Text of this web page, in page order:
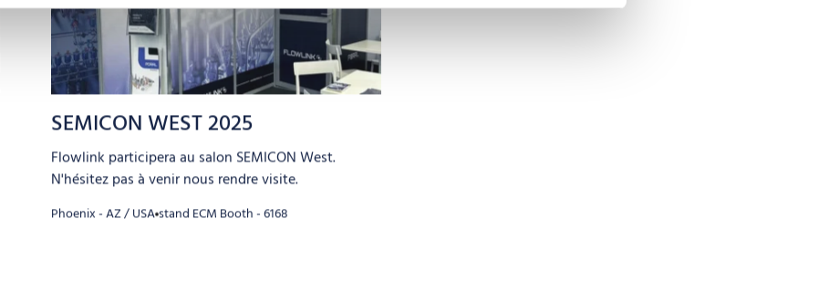
SEMICON WEST 2025
Flowlink participera au salon SEMICON West.
N'hésitez pas à venir nous rendre visite.
Phoenix - AZ / USA stand ECM Booth - 6168